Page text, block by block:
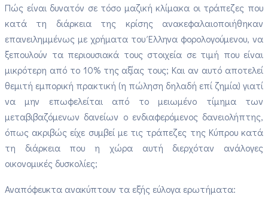
Πώς είναι δυνατόν σε τόσο μαζική κλίμακα οι τράπεζες που
κατά τη διάρκεια της κρίσης ανακεφαλαιοποιήθηκαν
επανειλημμένως με χρήματα του Έλληνα φορολογούμενου, να
ξεπουλούν τα περιουσιακά τους στοιχεία σε τιμή που είναι
μικρότερη από το 10% της αξίας τους; Και αν αυτό αποτελεί
θεμιτή εμπορική πρακτική (η πώληση δηλαδή επί ζημία) γιατί
να μην επωφελείται από το μειωμένο τίμημα των
μεταβιβαζόμενων δανείων ο ενδιαφερόμενος δανειολήπτης,
όπως ακριβώς είχε συμβεί με τις τράπεζες της Κύπρου κατά
τη διάρκεια που η χώρα αυτή διερχόταν ανάλογες
οικονομικές δυσκολίες;
Αναπόφευκτα ανακύπτουν τα εξής εύλογα ερωτήματα: